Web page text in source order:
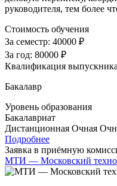
руководителя, тем более
Стоимость обучения
За семестр: 40000 ₽
За год: 80000 ₽
Квалификация выпускника
Бакалавр
Уровень образования
Бакалавриат
Дистанционная Очная
Подробнее
Заявка в приёмную
МТИ — Московский